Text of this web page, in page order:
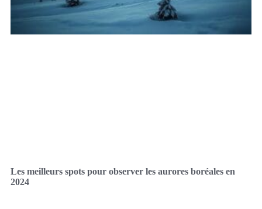
Les meilleurs spots pour observer les aurores boréales en
2024